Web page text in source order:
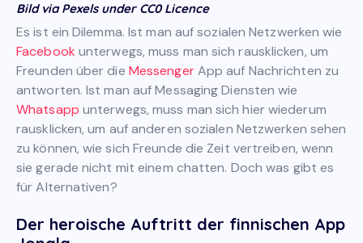
Bild via Pexels under CC0 Licence
Es ist ein Dilemma. Ist man auf sozialen Netzwerken wie
Facebook unterwegs, muss man sich rausklicken, um
Freunden über die MessengerApp auf Nachrichten zu
antworten. Ist man auf Messaging Diensten wie
Whatsapp unterwegs, muss man sich hier wiederum
rausklicken, um auf anderen sozialen Netzwerken sehen
zu können, wie sich Freunde die Zeit vertreiben, wenn
sie gerade nicht mit einem chatten. Doch was gibt es
für Alternativen?
Der heroische Auftritt der finnischen App